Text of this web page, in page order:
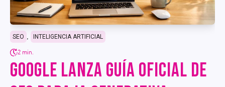
SEO INTELIGENCIA ARTIFICIAL
2 min.
GOOGLE LANZA GUÍA OFICIAL DE